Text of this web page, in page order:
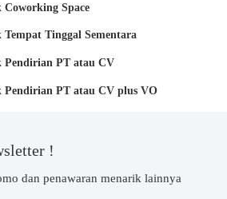
Space
Tinggal Sementara
PT atau CV
PT atau CV plus VO
!
dan penawaran menarik lainnya